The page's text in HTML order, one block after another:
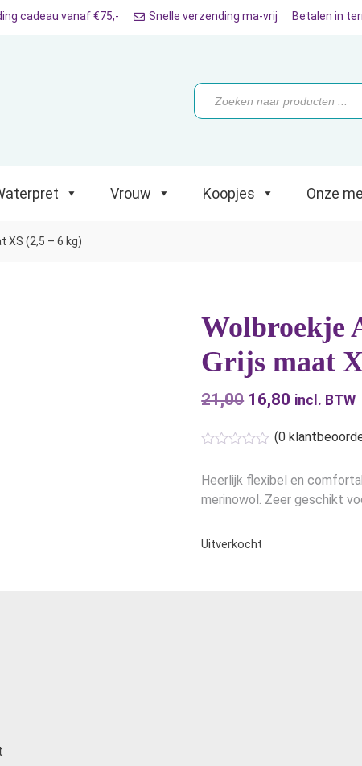
Koopjes Onze merken
cadeau vanaf €75,- Snelle verzending ma-vrij Betalen in
Producten
zoeken
Vrouw Koopjes Onze
XS (2,5 – 6 kg)
Wolbroekje
Grijs maat
21,00
was:
€21,00.
16,80 Huidige
€16,80.
incl. BTW
(0
Heerlijk flexibel en
merinowol. Zeer geschikt
Uitverkocht